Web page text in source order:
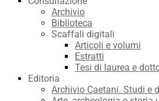
Archivio
Biblioteca
Scaffali digitali
Articoli e volumi
Estratti
Tesi di laurea e
Editoria
Archivio Caetani. Studi e